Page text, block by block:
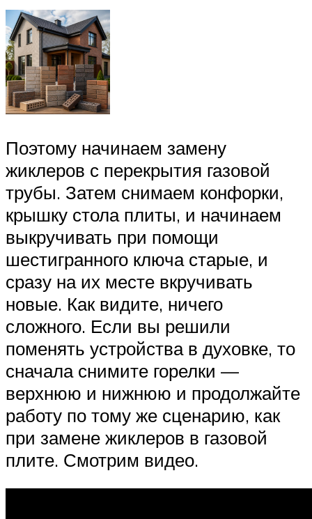
Поэтому начинаем замену
жиклеров с перекрытия газовой
трубы. Затем снимаем конфорки,
крышку стола плиты, и начинаем
выкручивать при помощи
шестигранного ключа старые, и
сразу на их месте вкручивать
новые. Как видите, ничего
сложного. Если вы решили
поменять устройства в духовке, то
сначала снимите горелки —
верхнюю и нижнюю и продолжайте
работу по тому же сценарию, как
при замене жиклеров в газовой
плите. Смотрим видео.